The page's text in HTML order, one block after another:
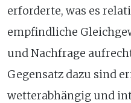
erforderte, was es
empfindliche
und Nachfrage
Gegensatz dazu sind
wetterabhängig und